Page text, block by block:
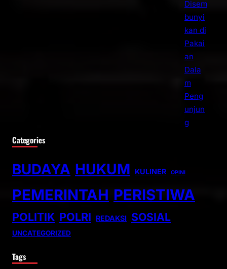
Categories
BUDAYA HUKUM KULINER OPINI
PEMERINTAH PERISTIWA
POLITIK POLRI REDAKSI SOSIAL
UNCATEGORIZED
Tags